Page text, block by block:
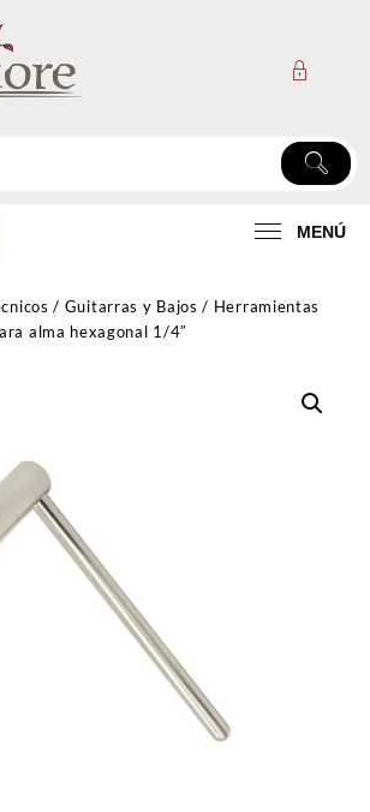
MENÚ
/ Guitarras y Bajos / Herramientas
alma hexagonal 1/4″